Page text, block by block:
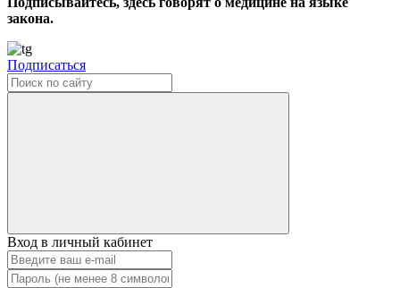
закона.
Подписаться
Вход в личный кабинет